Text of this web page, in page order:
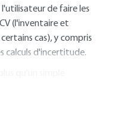
de faire les
(l'inventaire et
cas), y compris
calculs d'incertitude.